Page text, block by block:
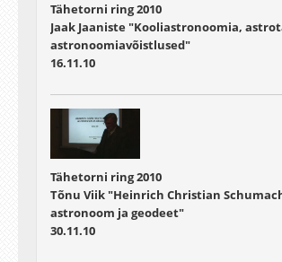
Tähetorni ring 2010
Jaak Jaaniste "Kooliastronoomia,
astronoomiavõistlused"
16.11.10
Tähetorni ring 2010
Tõnu Viik "Heinrich Christian
astronoom ja geodeet"
30.11.10